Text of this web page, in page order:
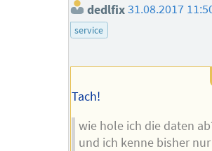
dedlfix 31.08.2017
service
Tach!
wie hole ich die daten
und ich kenne bisher